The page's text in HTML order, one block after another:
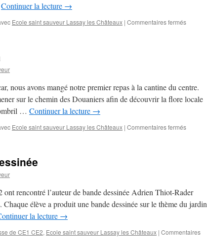
Continuer la lecture →
Ecole saint sauveur Lassay les Châteaux | Commentaires ferméssur
nous avons mangé notre premier repas à la cantine du centre.
sur le chemin des Douaniers afin de découvrir la flore locale
… Continuer la lecture →
Ecole saint sauveur Lassay les Châteaux | Commentaires ferméssur
rencontré l’auteur de bande dessinée Adrien Thiot-Rader
Chaque élève a produit une bande dessinée sur le thème du jardin
la lecture →
de CE1 CE2, Ecole saint sauveur Lassay les Châteaux | Commentaires